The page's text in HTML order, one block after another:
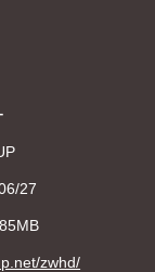
27
zwhd/